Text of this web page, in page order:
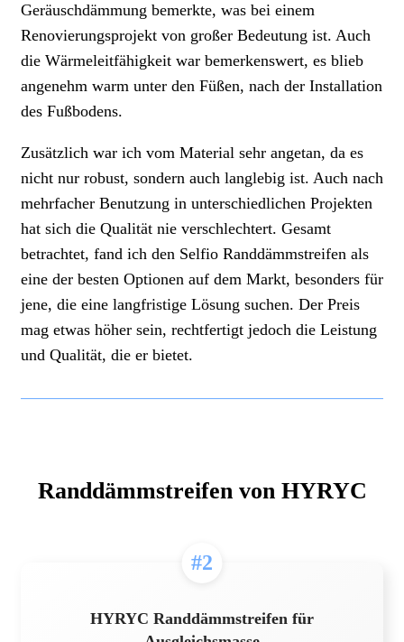
Geräuschdämmung bemerkte, was bei einem
Renovierungsprojekt von großer Bedeutung ist. Auch
die Wärmeleitfähigkeit war bemerkenswert, es blieb
angenehm warm unter den Füßen, nach der Installation
des Fußbodens.
Zusätzlich war ich vom Material sehr angetan, da es
nicht nur robust, sondern auch langlebig ist. Auch nach
mehrfacher Benutzung in unterschiedlichen Projekten
hat sich die Qualität nie verschlechtert. Gesamt
betrachtet, fand ich den Selfio Randdämmstreifen als
eine der besten Optionen auf dem Markt, besonders für
jene, die eine langfristige Lösung suchen. Der Preis
mag etwas höher sein, rechtfertigt jedoch die Leistung
und Qualität, die er bietet.
Randdämmstreifen von HYRYC
#2
HYRYC Randdämmstreifen für